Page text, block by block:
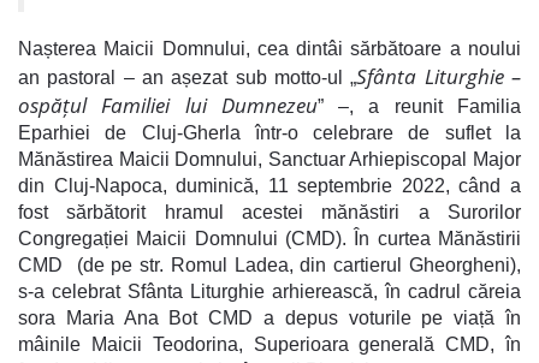
Nașterea Maicii Domnului, cea dintâi sărbătoare a noului
an pastoral – an așezat sub motto-ul „Sfânta Liturghie –
ospățul Familiei lui Dumnezeu” –, a reunit Familia
Eparhiei de Cluj-Gherla într-o celebrare de suflet la
Mănăstirea Maicii Domnului, Sanctuar Arhiepiscopal Major
din Cluj-Napoca, duminică, 11 septembrie 2022, când a
fost sărbătorit hramul acestei mănăstiri a Surorilor
Congregației Maicii Domnului (CMD). În curtea Mănăstirii
CMD (de pe str. Romul Ladea, din cartierul Gheorgheni),
s-a celebrat Sfânta Liturghie arhierească, în cadrul căreia
sora Maria Ana Bot CMD a depus voturile pe viață în
mâinile Maicii Teodorina, Superioara generală CMD, în